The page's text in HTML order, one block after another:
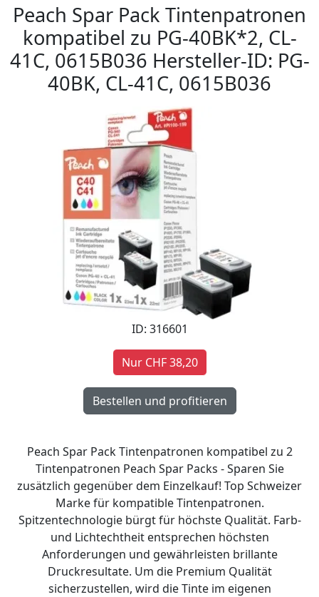
Peach Spar Pack Tintenpatronen
kompatibel zu PG-40BK*2, CL-
41C, 0615B036 Hersteller-ID: PG-
40BK, CL-41C, 0615B036
ID: 316601
Nur CHF 38,20
Peach Spar Pack Tintenpatronen kompatibel zu 2
Tintenpatronen Peach Spar Packs - Sparen Sie
zusätzlich gegenüber dem Einzelkauf! Top Schweizer
Marke für kompatible Tintenpatronen.
Spitzentechnologie bürgt für höchste Qualität. Farb-
und Lichtechtheit entsprechen höchsten
Anforderungen und gewährleisten brillante
Druckresultate. Um die Premium Qualität
sicherzustellen, wird die Tinte im eigenen